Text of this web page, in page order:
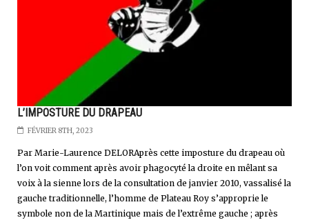
L’IMPOSTURE DU DRAPEAU
FÉVRIER 8TH, 2023
Par Marie-Laurence DELORAprès cette imposture du drapeau où
l’on voit comment après avoir phagocyté la droite en mêlant sa
voix à la sienne lors de la consultation de janvier 2010, vassalisé la
gauche traditionnelle, l’homme de Plateau Roy s’approprie le
symbole non de la Martinique mais de l’extrême gauche ; après